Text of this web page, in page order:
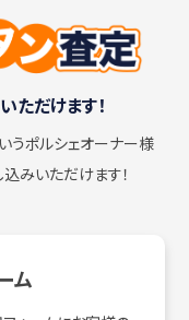
ただけます！
うポルシェオーナー様
みいただけます！
ム